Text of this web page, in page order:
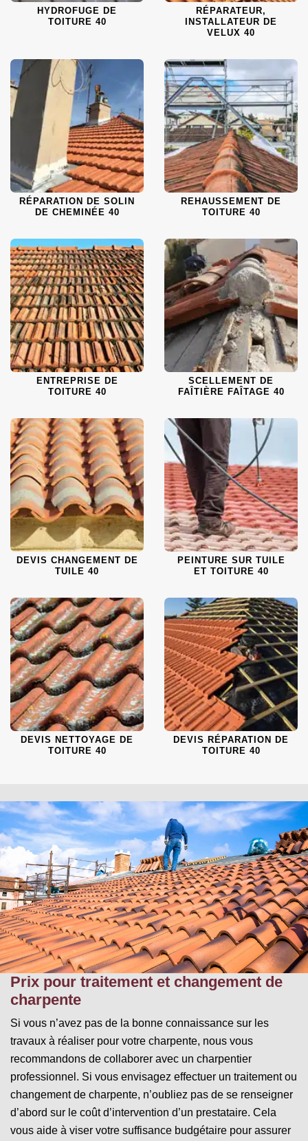
HYDROFUGE DE
TOITURE 40
RÉPARATEUR,
INSTALLATEUR DE
VELUX 40
RÉPARATION DE SOLIN
DE CHEMINÉE 40
REHAUSSEMENT DE
TOITURE 40
ENTREPRISE DE
TOITURE 40
SCELLEMENT DE
FAÎTIÈRE FAÎTAGE 40
DEVIS CHANGEMENT DE
TUILE 40
PEINTURE SUR TUILE
ET TOITURE 40
DEVIS NETTOYAGE DE
TOITURE 40
DEVIS RÉPARATION DE
TOITURE 40
Prix pour traitement et changement de
charpente
Si vous n’avez pas de la bonne connaissance sur les
travaux à réaliser pour votre charpente, nous vous
recommandons de collaborer avec un charpentier
professionnel. Si vous envisagez effectuer un traitement ou
changement de charpente, n’oubliez pas de se renseigner
d’abord sur le coût d’intervention d’un prestataire. Cela
vous aide à viser votre suffisance budgétaire pour assurer